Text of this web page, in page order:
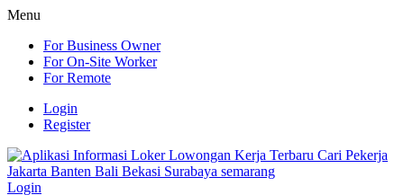
Menu
For Business Owner
For On-Site Worker
For Remote
Login
Register
Login